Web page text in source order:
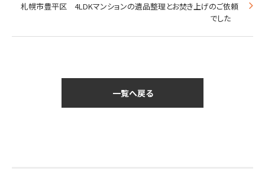
札幌市豊平区 4LDKマンションの遺品整理とお焚き上げのご依頼
でした
一覧へ戻る